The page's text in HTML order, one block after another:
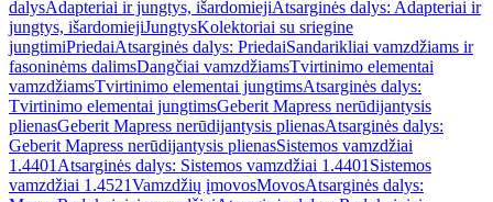
dalysAdapteriai ir jungtys, išardomiejiAtsarginės dalys: Adapteriai ir
jungtys, išardomiejiJungtysKolektoriai su sriegine
jungtimiPriedaiAtsarginės dalys: PriedaiSandarikliai vamzdžiams ir
fasoninėms dalimsDangčiai vamzdžiamsTvirtinimo elementai
vamzdžiamsTvirtinimo elementai jungtimsAtsarginės dalys:
Tvirtinimo elementai jungtimsGeberit Mapress nerūdijantysis
plienasGeberit Mapress nerūdijantysis plienasAtsarginės dalys:
Geberit Mapress nerūdijantysis plienasSistemos vamzdžiai
1.4401 Atsarginės dalys: Sistemos vamzdžiai 1.4401 Sistemos
vamzdžiai 1.4521Vamzdžių įmovosMovosAtsarginės dalys: